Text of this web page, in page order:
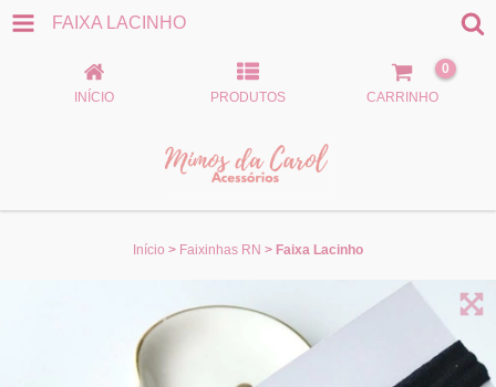
FAIXA LACINHO
INÍCIO PRODUTOS CARRINHO
0
Início > Faixinhas RN > Faixa Lacinho